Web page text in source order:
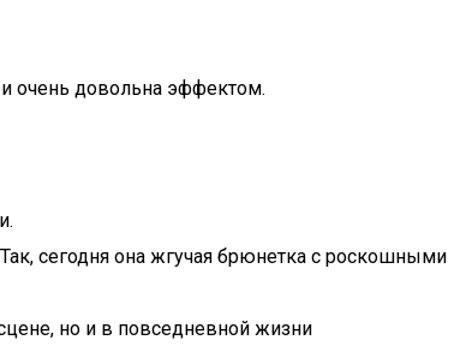
очень довольна эффектом.
сегодня она жгучая брюнетка с роскошными
но и в повседневной жизни